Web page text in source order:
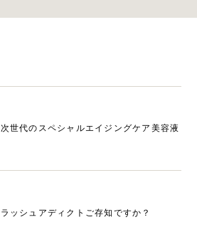
次世代のスペシャルエイジングケア美容液
ラッシュアディクトご存知ですか？